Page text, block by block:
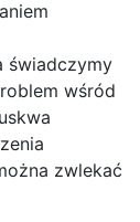
świadczymy
wśród
zwlekać